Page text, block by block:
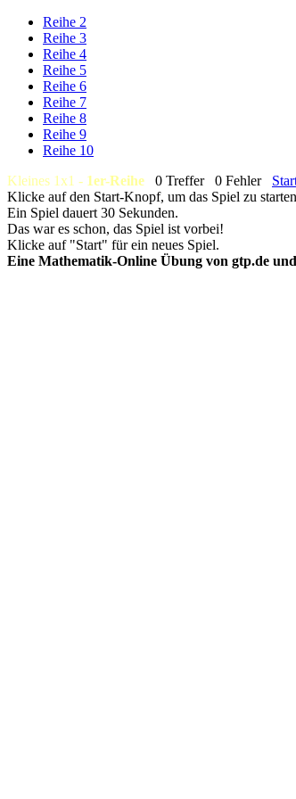
Reihe 2
Reihe 3
Reihe 4
Reihe 5
Reihe 6
Reihe 7
Reihe 8
Reihe 9
Reihe 10
Kleines 1x1 - 1er-Reihe 0 Treffer 0 Fehler
Klicke auf den Start-Knopf, um das Spiel zu
Ein Spiel dauert 30 Sekunden.
Das war es schon, das Spiel ist vorbei!
Klicke auf "Start" für ein neues Spiel.
Eine Mathematik-Online Übung von gtp.de